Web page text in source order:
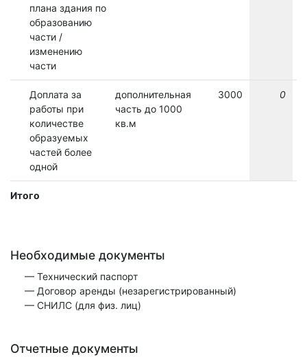
плана здания по
образованию
части /
изменению
части
Доплата за
работы при
количестве
образуемых
частей более
одной
дополнительная
часть до 1000
кв.м
3000 0
Итого
Необходимые документы
— Технический паспорт
— Договор аренды (незарегистрированный)
— СНИЛС (для физ. лиц)
Отчетные документы